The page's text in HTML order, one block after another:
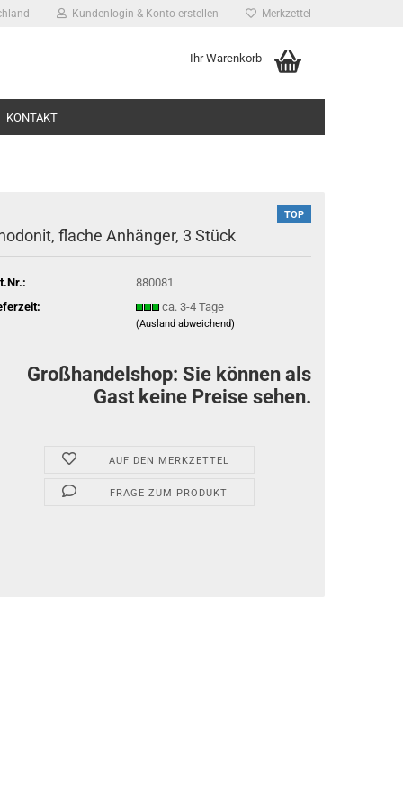
Kundenlogin & Konto erstellen Merkzettel
Ihr Warenkorb
KONTAKT
TOP
fla­che An­hän­ger, 3 Stück
880081
ca. 3-4 Tage
(Ausland abweichend)
Großhandelshop: Sie können als
Gast keine Preise sehen.
AUF DEN MERKZETTEL
FRAGE ZUM PRODUKT